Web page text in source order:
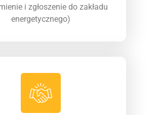
i zgłoszenie do zakładu
energetycznego)